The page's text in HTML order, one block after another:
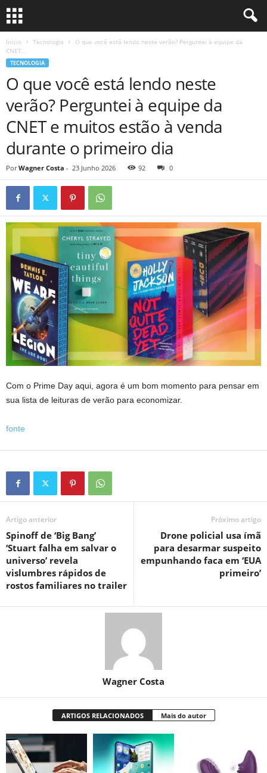
Início Tecnologia
O que você está lendo neste verão? Perguntei à equipe da
CNET...
TECNOLOGIA
O que você está lendo neste
verão? Perguntei à equipe da
CNET e muitos estão à venda
durante o primeiro dia
Por Wagner Costa - 23 Junho 2026 92 0
Com o Prime Day aqui, agora é um bom momento para pensar em
sua lista de leituras de verão para economizar.
fonte
Artigo anterior
Spinoff de ‘Big Bang’
‘Stuart falha em salvar o
universo’ revela
vislumbres rápidos de
rostos familiares no trailer
Próximo artigo
Drone policial usa ímã
para desarmar suspeito
empunhando faca em ‘EUA
primeiro’
Wagner Costa
ARTIGOS RELACIONADOS Mais do autor